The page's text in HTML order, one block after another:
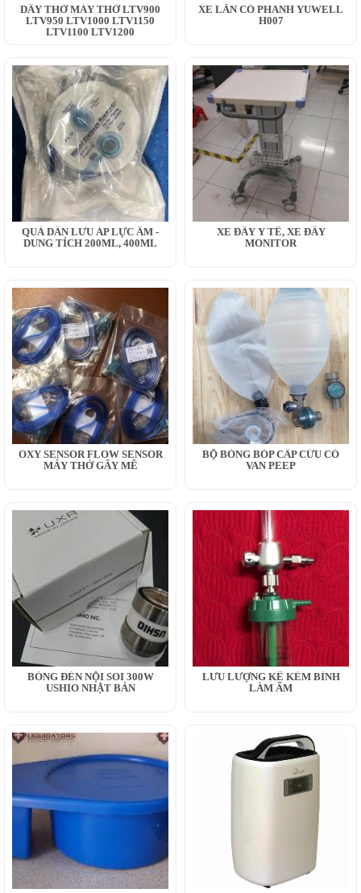
DÂY THỞ MÁY THỞ LTV900
LTV950 LTV1000 LTV1150
LTV1100 LTV1200
XE LĂN CÓ PHANH YUWELL
H007
QUẢ DẪN LƯU ÁP LỰC ÂM -
DUNG TÍCH 200ML, 400ML
XE ĐẨY Y TẾ, XE ĐẨY
MONITOR
OXY SENSOR FLOW SENSOR
MÁY THỞ GÂY MÊ
BỘ BÓNG BÓP CẤP CỨU CÓ
VAN PEEP
BÓNG ĐÈN NỘI SOI 300W
USHIO NHẬT BẢN
LƯU LƯỢNG KẾ KÈM BÌNH
LÀM ẨM